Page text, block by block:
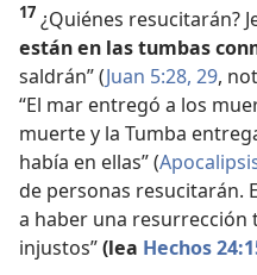
17 ¿Quiénes resucitarán?
están en las tumbas
saldrán” (Juan 5:28, 29,
“El mar entregó a los
muerte y la Tumba
había en ellas” (
de personas resucitarán.
a haber una
injustos”(lea Hechos